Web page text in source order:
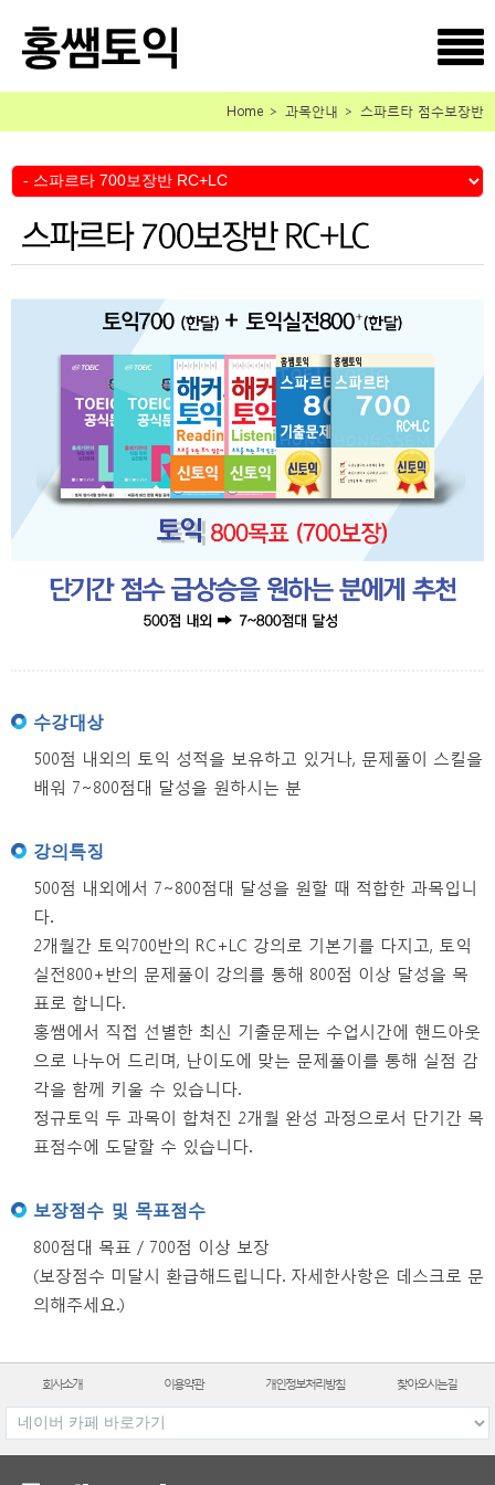
Home ＞ 과목안내 ＞ 스파르타 점수보장반
수강대상
500점 내외의 토익 성적을 보유하고 있거나, 문제풀이 스킬을
배워 7~800점대 달성을 원하시는 분
강의특징
500점 내외에서 7~800점대 달성을 원할 때 적합한 과목입니
다.
2개월간 토익700반의 RC+LC 강의로 기본기를 다지고, 토익
실전800+반의 문제풀이 강의를 통해 800점 이상 달성을 목
표로 합니다.
홍쌤에서 직접 선별한 최신 기출문제는 수업시간에 핸드아웃
으로 나누어 드리며, 난이도에 맞는 문제풀이를 통해 실점 감
각을 함께 키울 수 있습니다.
정규토익 두 과목이 합쳐진 2개월 완성 과정으로서 단기간 목
표점수에 도달할 수 있습니다.
보장점수 및 목표점수
800점대 목표 / 700점 이상 보장
(보장점수 미달시 환급해드립니다. 자세한사항은 데스크로 문
의해주세요.)
회사소개 이용약관 개인정보처리방침 찾아오시는길